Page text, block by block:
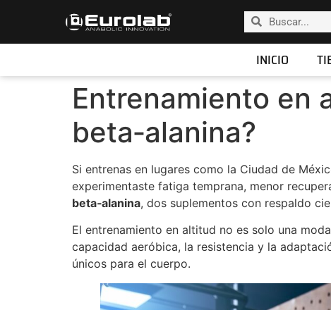
INICIO
Entrenamiento en
beta‑alanina?
Si entrenas en lugares como la Ciudad de
experimentaste fatiga temprana, menor
beta‑alanina, dos suplementos con respaldo
El entrenamiento en altitud no es solo una
capacidad aeróbica, la resistencia y la
únicos para el cuerpo.